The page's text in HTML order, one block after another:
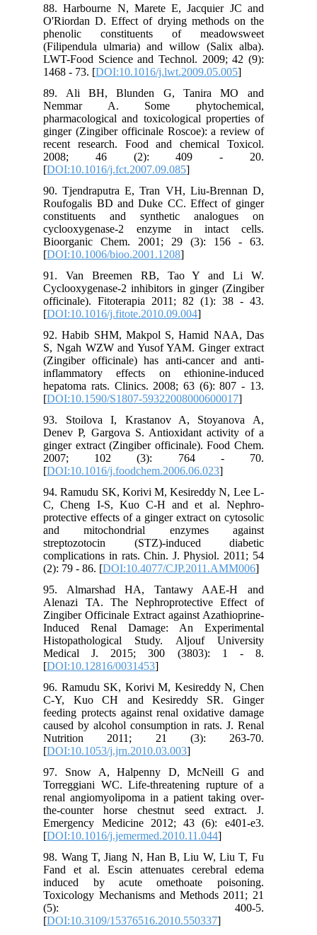
88. Harbourne N, Marete E, Jacquier JC and
O'Riordan D. Effect of drying methods on the
phenolic constituents of meadowsweet
(Filipendula ulmaria) and willow (Salix alba).
LWT-Food Science and Technol. 2009; 42 (9):
1468 - 73. [DOI:10.1016/j.lwt.2009.05.005
89. Ali BH, Blunden G, Tanira MO and
Nemmar A. Some phytochemical,
pharmacological and toxicological properties of
ginger (Zingiber officinale Roscoe): a review of
recent research. Food and chemical Toxicol.
2008; 46 (2): 409 - 20.
[DOI:10.1016/j.fct.2007.09.085
90. Tjendraputra E, Tran VH, Liu-Brennan D,
Roufogalis BD and Duke CC. Effect of ginger
constituents and synthetic analogues on
cyclooxygenase-2 enzyme in intact cells.
Bioorganic Chem. 2001; 29 (3): 156 - 63.
[DOI:10.1006/bioo.2001.1208
91. Van Breemen RB, Tao Y and Li W.
Cyclooxygenase-2 inhibitors in ginger (Zingiber
officinale). Fitoterapia 2011; 82 (1): 38 - 43.
[DOI:10.1016/j.fitote.2010.09.004
92. Habib SHM, Makpol S, Hamid NAA, Das
S, Ngah WZW and Yusof YAM. Ginger extract
(Zingiber officinale) has anti-cancer and anti-
inflammatory effects on ethionine-induced
hepatoma rats. Clinics. 2008; 63 (6): 807 - 13.
[DOI:10.1590/S1807-59322008000600017
93. Stoilova I, Krastanov A, Stoyanova A,
Denev P, Gargova S. Antioxidant activity of a
ginger extract (Zingiber officinale). Food Chem.
2007; 102 (3): 764 - 70.
[DOI:10.1016/j.foodchem.2006.06.023
94. Ramudu SK, Korivi M, Kesireddy N, Lee L-
C, Cheng I-S, Kuo C-H and et al. Nephro-
protective effects of a ginger extract on cytosolic
and mitochondrial enzymes against
streptozotocin (STZ)-induced diabetic
complications in rats. Chin. J. Physiol. 2011; 54
(2): 79 - 86. [DOI:10.4077/CJP.2011.AMM006
95. Almarshad HA, Tantawy AAE-H and
Alenazi TA. The Nephroprotective Effect of
Zingiber Officinale Extract against Azathioprine-
Induced Renal Damage: An Experimental
Histopathological Study. Aljouf University
Medical J. 2015; 300 (3803): 1 - 8.
[DOI:10.12816/0031453
96. Ramudu SK, Korivi M, Kesireddy N, Chen
C-Y, Kuo CH and Kesireddy SR. Ginger
feeding protects against renal oxidative damage
caused by alcohol consumption in rats. J. Renal
Nutrition 2011; 21 (3): 263-70.
[DOI:10.1053/j.jrn.2010.03.003
97. Snow A, Halpenny D, McNeill G and
Torreggiani WC. Life-threatening rupture of a
renal angiomyolipoma in a patient taking over-
the-counter horse chestnut seed extract. J.
Emergency Medicine 2012; 43 (6): e401-e3.
[DOI:10.1016/j.jemermed.2010.11.044
98. Wang T, Jiang N, Han B, Liu W, Liu T, Fu
Fand et al. Escin attenuates cerebral edema
induced by acute omethoate poisoning.
Toxicology Mechanisms and Methods 2011; 21
(5): 400-5.
[DOI:10.3109/15376516.2010.550337